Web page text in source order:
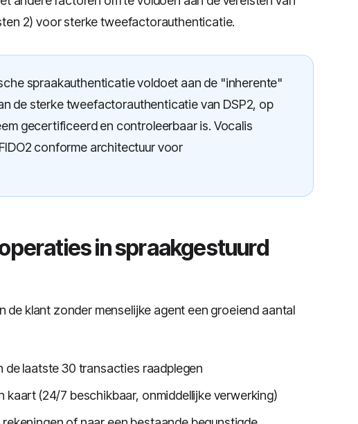
2) voor sterke tweefactorauthenticatie.
spraakauthenticatie voldoet aan de "inherente"
de sterke tweefactorauthenticatie van DSP2, op
gecertificeerd en controleerbaar is. Vocalis
conforme architectuur voor
in spraakgestuurd
de klant zonder menselijke agent een groeiend aantal
de laatste 30 transacties raadplegen
kaart (24/7 beschikbaar, onmiddellijke verwerking)